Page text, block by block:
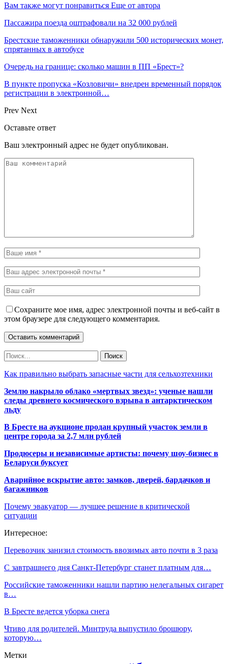
Вам также могут понравиться Еще от автора
Пассажира поезда оштрафовали на 32 000 рублей
Брестские таможенники обнаружили 500 исторических монет,
спрятанных в автобусе
Очередь на границе: сколько машин в ПП «Брест»?
В пункте пропуска «Козловичи» внедрен временный порядок
регистрации в электронной…
Prev Next
Оставьте ответ
Ваш электронный адрес не будет опубликован.
Сохраните мое имя, адрес электронной почты и веб-сайт в
этом браузере для следующего комментария.
Как правильно выбрать запасные части для сельхозтехники
Землю накрыло облако «мертвых звезд»: ученые нашли
следы древнего космического взрыва в антарктическом
льду
В Бресте на аукционе продан крупный участок земли в
центре города за 2,7 млн рублей
Продюсеры и независимые артисты: почему шоу-бизнес в
Беларуси буксует
Аварийное вскрытие авто: замков, дверей, бардачков и
багажников
Почему эвакуатор — лучшее решение в критической
ситуации
Интересное:
Перевозчик занизил стоимость ввозимых авто почти в 3 раза
С завтрашнего дня Санкт-Петербург станет платным для…
Российские таможенники нашли партию нелегальных сигарет
в…
В Бресте ведется уборка снега
Чтиво для родителей. Минтруда выпустило брошюру,
которую…
Метки